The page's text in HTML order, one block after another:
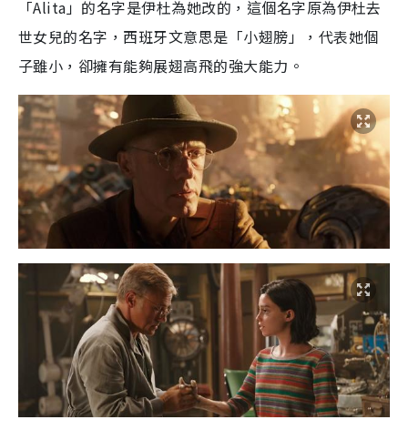
「Alita」的名字是伊杜為她改的，這個名字原為伊杜去
世女兒的名字，西班牙文意思是「小翅膀」，代表她個
子雖小，卻擁有能夠展翅高飛的強大能力。